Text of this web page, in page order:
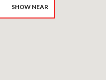
SHOW NEAR